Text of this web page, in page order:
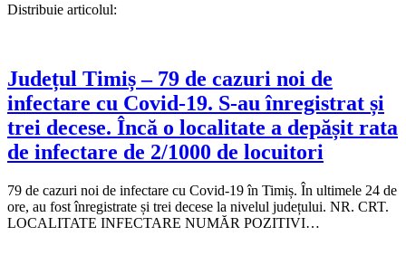
Distribuie articolul:
Județul Timiș – 79 de cazuri noi de
infectare cu Covid-19. S-au înregistrat și
trei decese. Încă o localitate a depășit rata
de infectare de 2/1000 de locuitori
79 de cazuri noi de infectare cu Covid-19 în Timiș. În ultimele 24 de
ore, au fost înregistrate și trei decese la nivelul județului. NR. CRT.
LOCALITATE INFECTARE NUMĂR POZITIVI…